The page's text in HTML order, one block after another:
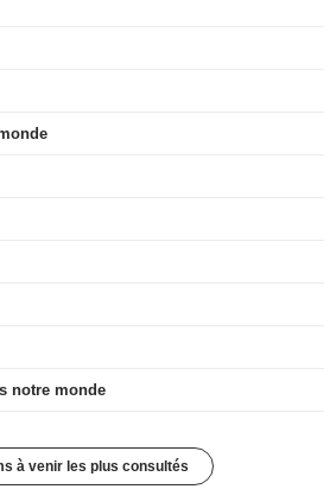
notre monde
à venir les plus consultés